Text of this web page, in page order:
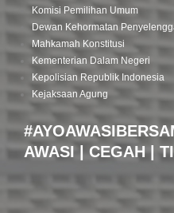
Komisi Pemilihan Umum
Dewan Kehormatan
Mahkamah Konstitusi
Kementerian Dalam Negeri
Kepolisian Republik Indonesia
Kejaksaan Agung
AWASI | CEGAH |